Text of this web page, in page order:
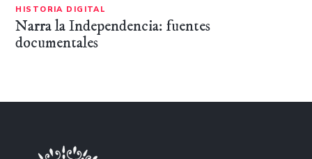
HISTORIA DIGITAL
Narra la Independencia: fuentes
documentales